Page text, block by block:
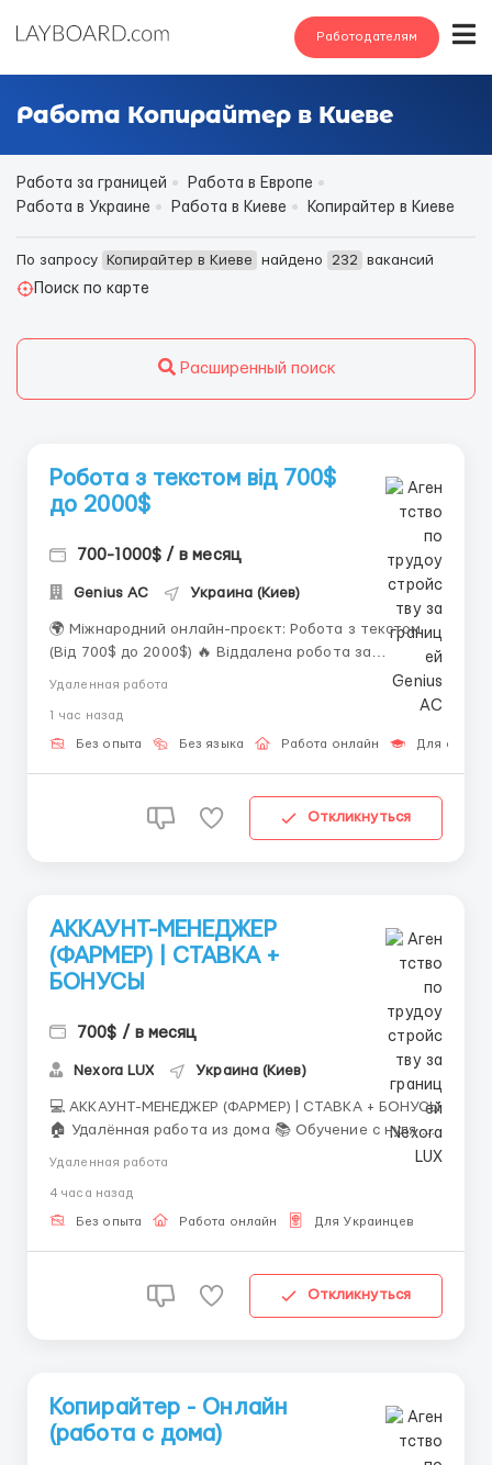
Работодателям
Работа Копирайтер в Киеве
Работа за границей
Работа в Европе
Работа в Украине
Работа в Киеве Копирайтер в Киеве
По запросу Копирайтер в Киеве найдено 232
вакансий
Поиск по карте
Расширенный поиск
Робота з текстом від 700$
до 2000$
700-1000$ / в месяц
Genius AС Украина (Киев)
🌍 Міжнародний онлайн-проєкт: Робота з текстом
(Від 700$ до 2000$) 🔥 Віддалена робота за
комп'ютером Запрошуємо до міжнародної онлайн-
входить до обов'язків: • робота з текстовими
повідомленнями; • підтримка спілкування з корист...
Удаленная работа
1 час назад
Без опыта Без языка Работа онлайн Для
Откликнуться
АККАУНТ-МЕНЕДЖЕР
(ФАРМЕР) | СТАВКА +
БОНУСЫ
700$ / в месяц
Nexora LUX Украина (Киев)
💻 АККАУНТ-МЕНЕДЖЕР (ФАРМЕР) | СТАВКА + БОНУСЫ
🏠 Удалённая работа из дома 📚 Обучение с нуля 💼
Bumble, Mamba, Sincle и другими дейтинг-
платформами; ✔️ Регистрация, верификация и
Удаленная работа
4 часа назад
Без опыта Работа онлайн Для Украинцев
Откликнуться
Копирайтер - Онлайн
(работа с дома)